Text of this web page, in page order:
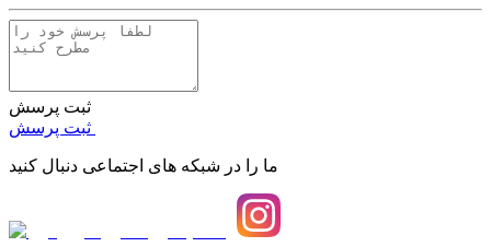
ثبت پرسش
ما را در شبکه های اجتماعی دنبال کنید